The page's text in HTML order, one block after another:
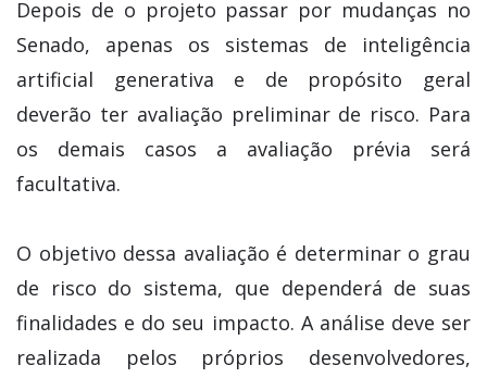
Depois de o projeto passar por mudanças no
Senado, apenas os sistemas de inteligência
artificial generativa e de propósito geral
deverão ter avaliação preliminar de risco. Para
os demais casos a avaliação prévia será
facultativa.
O objetivo dessa avaliação é determinar o grau
de risco do sistema, que dependerá de suas
finalidades e do seu impacto. A análise deve ser
realizada pelos próprios desenvolvedores,